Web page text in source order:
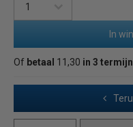
In
Of betaal 11,30 in 3